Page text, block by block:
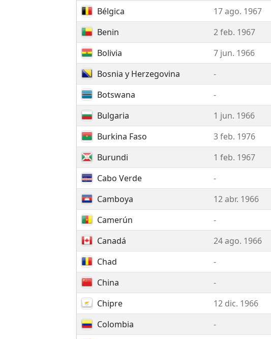
Bélgica
17 ago. 1967
Benin
2 feb. 1967
Bolivia
7 jun. 1966
Bosnia y Herzegovina
-
Botswana
-
Bulgaria
1 jun. 1966
Burkina Faso
3 feb. 1976
Burundi
1 feb. 1967
Cabo Verde
-
Camboya
12 abr. 1966
Camerún
-
Canadá
24 ago. 1966
Chad
-
China
-
Chipre
12 dic. 1966
Colombia
-